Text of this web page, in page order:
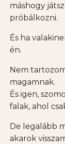
máshogy
próbálkozni.
És ha
én.
Nem
magamnak.
És igen,
falak, ahol
De legalább
akarok